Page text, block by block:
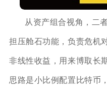
从资产组合视角，二
担压舱石功能，负责危机
非线性收益，用来博取长
思路是小比例配置比特币